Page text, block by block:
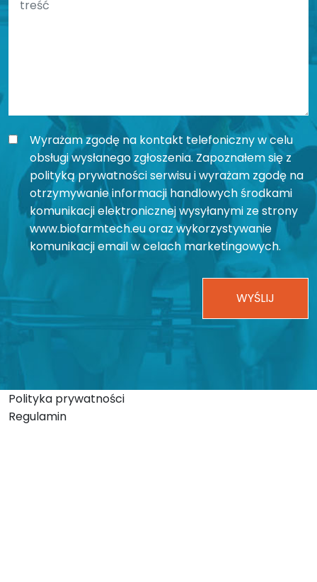
Wyrażam zgodę na kontakt telefoniczny w celu
obsługi wysłanego zgłoszenia. Zapoznałem się z
polityką prywatności serwisu i wyrażam zgodę na
otrzymywanie informacji handlowych środkami
komunikacji elektronicznej wysyłanymi ze strony
www.biofarmtech.eu oraz wykorzystywanie
komunikacji email w celach marketingowych.
Polityka prywatności
Regulamin